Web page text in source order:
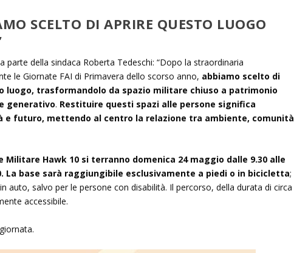
SCELTO DI APRIRE QUESTO LUOGO
parte della sindaca Roberta Tedeschi: “Dopo la straordinaria
le Giornate FAI di Primavera dello scorso anno, abbiamo scelto di
luogo, trasformandolo da spazio militare chiuso a patrimonio
generativo. Restituire questi spazi alle persone significa
e futuro, mettendo al centro la relazione tra ambiente, comunità
Militare Hawk 10 si terranno domenica 24 maggio dalle 9.30 alle
La base sarà raggiungibile esclusivamente a piedi o in bicicletta;
auto, salvo per le persone con disabilità. Il percorso, della durata di circa
accessibile.